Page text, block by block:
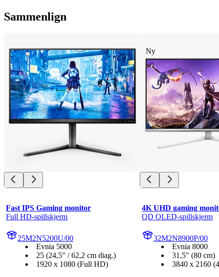
Sammenlign
Fast IPS Gaming monitor
Full HD-spillskjerm
25M2N5200U/00
Evnia 5000
25 (24,5" / 62,2 cm diag.)
1920 x 1080 (Full HD)
Ny
4K UHD gaming
QD OLED-spillskjerm
32M2N8900P/00
Evnia 8000
31,5" (80 cm)
3840 x 2160